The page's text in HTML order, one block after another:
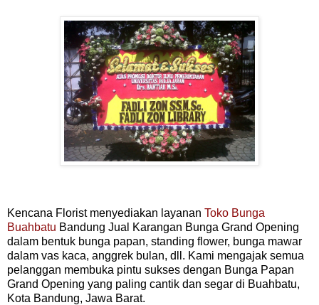
Kencana Florist menyediakan layanan Toko Bunga
Buahbatu Bandung Jual Karangan Bunga Grand Opening
dalam bentuk bunga papan, standing flower, bunga mawar
dalam vas kaca, anggrek bulan, dll. Kami mengajak semua
pelanggan membuka pintu sukses dengan Bunga Papan
Grand Opening yang paling cantik dan segar di Buahbatu,
Kota Bandung, Jawa Barat.